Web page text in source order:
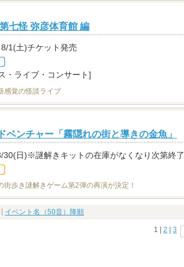
七怪 弥彦体育館 編
1(土)チケット発売
・ライブ・コンサート]
感覚の怪談ライブ
ベンチャー「霧隠れの街と導きの金魚」
30(日)※謎解きキットの在庫がなくなり次第終了
街歩き謎解きゲーム第2弾の再演が決定！
イベント名（50音）降順
1 | 2 3